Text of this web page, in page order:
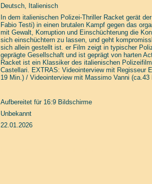
Deutsch, Italienisch
In dem italienischen Polizei-Thriller Racket gerät
Fabio Testi) in einen brutalen Kampf gegen das
mit Gewalt, Korruption und Einschüchterung die
sich einschüchtern zu lassen, und geht
sich allein gestellt ist. er Film zeigt in typischer
geprägte Gesellschaft und ist geprägt von harten
Racket ist ein Klassiker des italienischen
Castellari. EXTRAS: Videointerview mit Regisseur
19 Min.) / Videointerview mit Massimo Vanni
Aufbereitet für 16:9 Bildschirme
Unbekannt
22.01.2026